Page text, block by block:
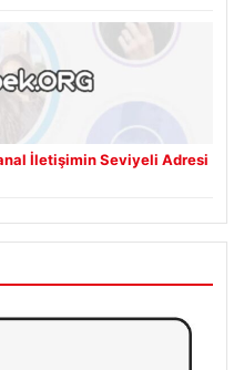
İletişimin Seviyeli Adresi